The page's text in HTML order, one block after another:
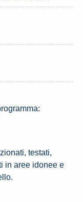
testati,
in aree idonee e